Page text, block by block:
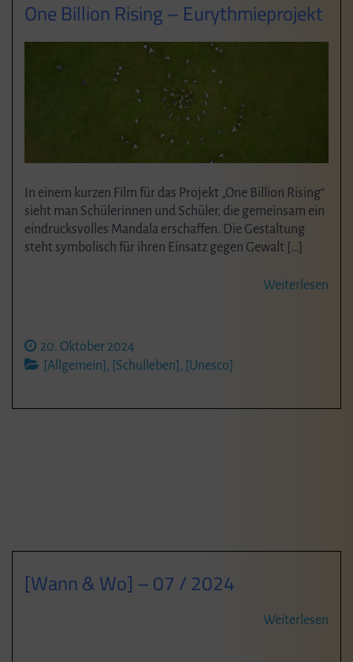
One Billion Rising – Eurythmieprojekt
In einem kurzen Film für das Projekt „One Billion Rising“
sieht man Schülerinnen und Schüler, die gemeinsam ein
eindrucksvolles Mandala erschaffen. Die Gestaltung
steht symbolisch für ihren Einsatz gegen Gewalt […]
Weiterlesen
20. Oktober 2024
[Allgemein] , [Schulleben] , [Unesco]
[Wann & Wo] – 07 / 2024
Weiterlesen